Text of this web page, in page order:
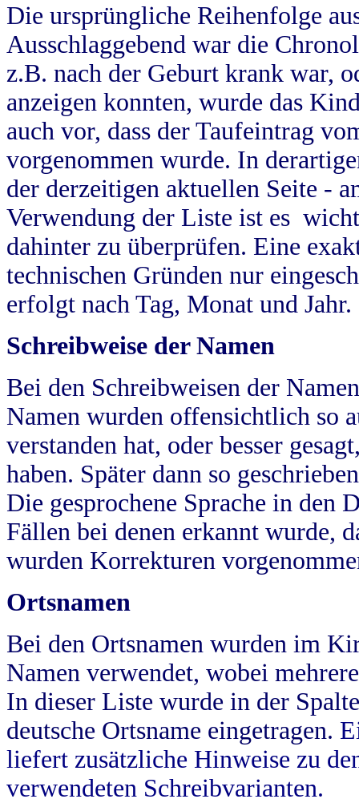
Die ursprüngliche Reihenfolge
Ausschlaggebend war die
z.B. nach der Geburt krank war,
anzeigen konnten, wurde das
auch vor, dass der Taufeintrag
vorgenommen wurde. In
der derzeitigen aktuellen Seite -
Verwendung der Liste ist es
dahinter zu überprüfen. Eine
technischen Gründen nur
erfolgt nach Tag, Monat und Jahr.
Schreibweise der Namen
Bei den Schreibweisen der
Namen wurden offensichtlich so
verstanden hat, oder besser
haben. Später dann so
Die gesprochene Sprache in
Fällen bei denen erkannt wurde,
wurden Korrekturen
Ortsnamen
Bei den Ortsnamen wurden im
Namen verwendet, wobei
In dieser Liste wurde in der
deutsche Ortsname eingetragen.
liefert zusätzliche Hinweise zu
verwendeten Schreibvarianten.